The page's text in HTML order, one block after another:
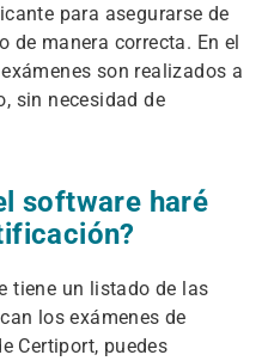
para asegurarse de
de manera correcta. En el
son realizados a
sin necesidad de
software haré
tiene un listado de las
los exámenes de
Certiport, puedes